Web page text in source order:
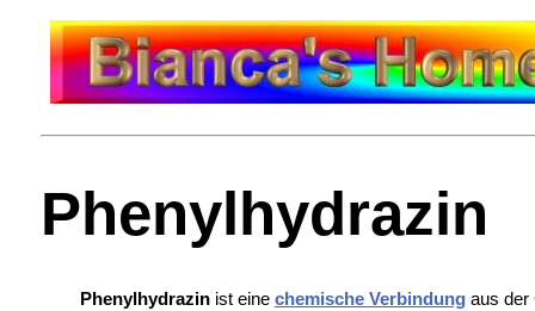
Phenylhydrazin
Phenylhydrazinist eine chemische Verbindungaus der